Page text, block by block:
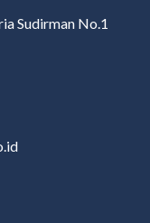
Sudirman No.1